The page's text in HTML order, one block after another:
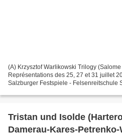
(A) Krzysztof Warlikowski Trilogy
Représentations des 25, 27 et 31 juillet
Salzburger Festspiele - Felsenreitschule
Tristan und Isolde
Damerau-Kares-